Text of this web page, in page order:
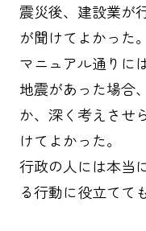
震災後、建設業が
が聞けてよかった。
マニュアル通りに
地震があった場合
か、深く考えさせ
けてよかった。
行政の人には本当
る行動に役立てて